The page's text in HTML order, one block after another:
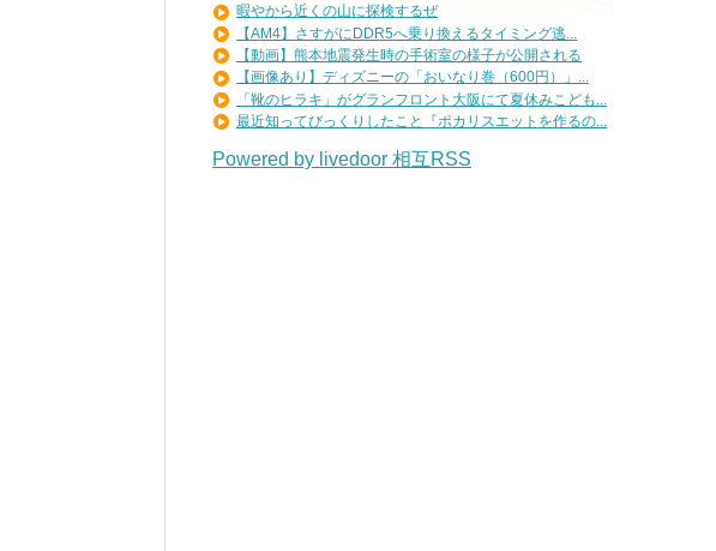
暇やから近くの山に探検するぜ
【AM4】さすがにDDR5へ乗り換えるタイミング逃...
【動画】熊本地震発生時の手術室の様子が公開される
【画像あり】ディズニーの「おいなり巻（600円）」...
「靴のヒラキ」がグランフロント大阪にて夏休みこども...
最近知ってびっくりしたこと『ポカリスエットを作るの...
Powered by livedoor 相互RSS